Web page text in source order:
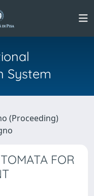
System
(Proceeding)
FOR